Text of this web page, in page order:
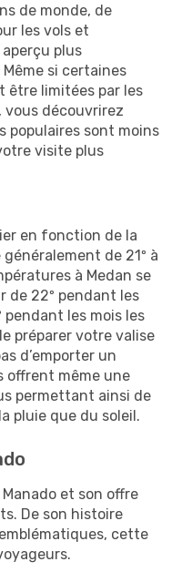
de monde, de
les vols et
aperçu plus
si certaines
être limitées par les
découvrirez
populaires sont moins
visite plus
en fonction de la
de 21º à
à Medan se
de 22º pendant les
pendant les mois les
préparer votre valise
d’emporter un
offrent même une
permettant ainsi de
pluie que du soleil.
et son offre
De son histoire
cette